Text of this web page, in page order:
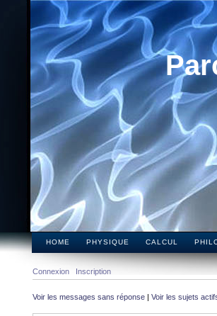
HOME PHYSIQUE CALCUL
Connexion Inscription
Voir les messages sans réponse | Voir les sujets